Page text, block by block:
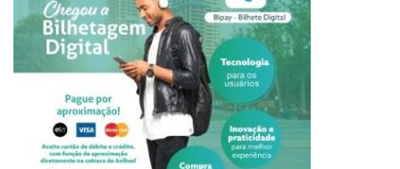
www.musadobrasileirao.com
Musa do Brasileirão musa do corinthians